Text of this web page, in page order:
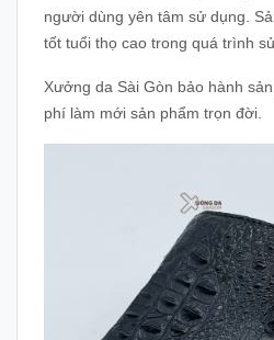
người dùng yên tâm sử dụng.
tốt tuổi thọ cao trong quá trình
Xưởng da Sài Gòn bảo hành
phí làm mới sản phẩm trọn đời.